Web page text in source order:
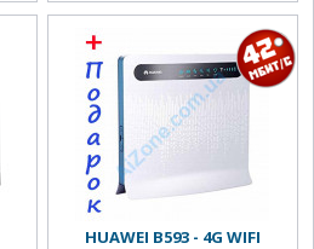
HUAWEI B593 - 4G WIFI